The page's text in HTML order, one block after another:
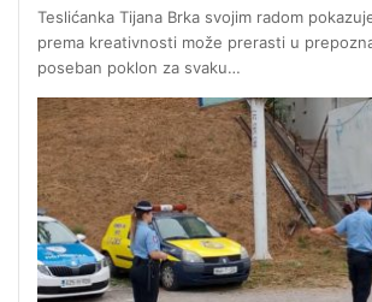
Teslićanka Tijana Brka svojim radom
prema kreativnosti može prerasti u
poseban poklon za svaku…